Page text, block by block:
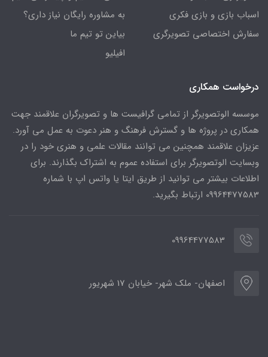
اسباب بازی و بازی فکری
سفارش اختصاصی تصویرگری
به مشاوره رایگان نیاز داری؟
بیاین تو تیم ما
افیلیو
درخواست همکاری
موسسه الوتصویرگر از تمامی گرافیست ها و تصویرگران علاقمند جهت
همکاری در پروژه ها و گسترش فرهنگ و هنر دعوت به عمل می آورد.
عزیزان علاقمند همچنین می توانند مقالات علمی و هنری خود را در
وبسایت الوتصویرگر برای استفاده عموم به اشتراک بگذارند. برای
اطلاعات بیشتر می توانید از طریق ایتا یا واتس اپ با شماره
09964477583 ارتباط بگیرید.
09964477583
اصفهان- ملک شهر- خیابان 17 شهریور